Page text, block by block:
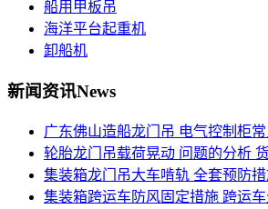
船用甲板吊
海洋平台起重机
卸船机
新闻资讯News
广东佛山造船龙门吊 电气控制柜
轮胎龙门吊载荷晃动 问题的分析
集装箱龙门吊大车啃轨 全套预防
集装箱跨运车防风固定措施 跨运